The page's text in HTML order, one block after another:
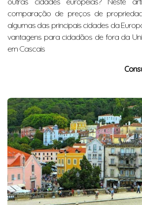
comparação de preços de
algumas das principais cidades da
vantagens para cidadãos de fora da
em Cascais